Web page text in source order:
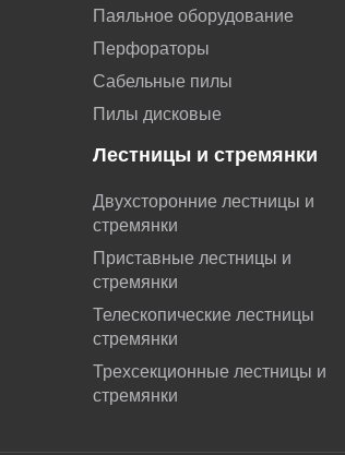
Паяльное оборудование
Перфораторы
Сабельные пилы
Пилы дисковые
Лестницы и стремянки
Двухсторонние лестницы и
стремянки
Приставные лестницы и
стремянки
Телескопические лестницы
стремянки
Трехсекционные лестницы и
стремянки